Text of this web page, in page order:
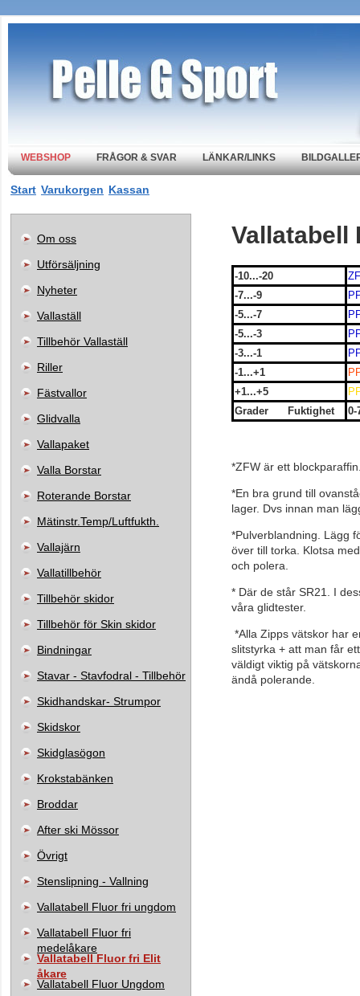
WEBSHOP FRÅGOR & SVAR LÄNKAR/LINKS
Start Varukorgen Kassan
Om oss
Utförsäljning
Nyheter
Vallaställ
Tillbehör Vallaställ
Riller
Fästvallor
Glidvalla
Vallapaket
Valla Borstar
Roterande Borstar
Mätinstr.Temp/Luftfukth.
Vallajärn
Vallatillbehör
Tillbehör skidor
Tillbehör för Skin skidor
Bindningar
Stavar - Stavfodral - Tillbehör
Skidhandskar- Strumpor
Skidskor
Skidglasögon
Krokstabänken
Broddar
After ski Mössor
Övrigt
Stenslipning - Vallning
Vallatabell Fluor fri ungdom
Vallatabell Fluor fri
medelåkare
Vallatabell Fluor fri Elit
åkare
Vallatabell Fluor Ungdom
Vallatabell
-10...-20
-7...-9
-5...-7
-5...-3
-3...-1
-1...+1
+1...+5
Grader Fuktighet
*ZFW är ett
*En bra grund till
lager. Dvs innan man
*Pulverblandning. Lägg
över till torka. Klotsa
och polera.
* Där de står SR21. I
våra glidtester.
*Alla Zipps vätskor har
slitstyrka + att man får
väldigt viktig på
ändå polerande.